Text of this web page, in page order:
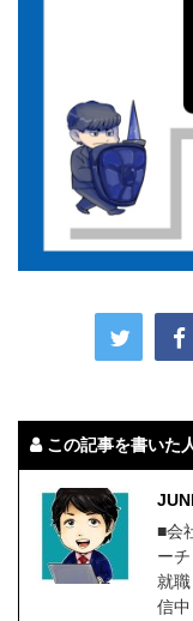
この記事を書いた
■会
ー
就
信